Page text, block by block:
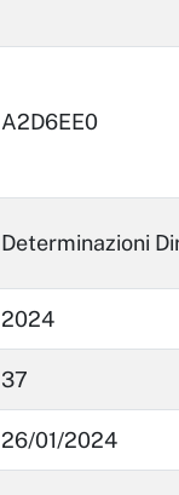
A2D6EE0
Determinazioni
2024
37
26/01/2024